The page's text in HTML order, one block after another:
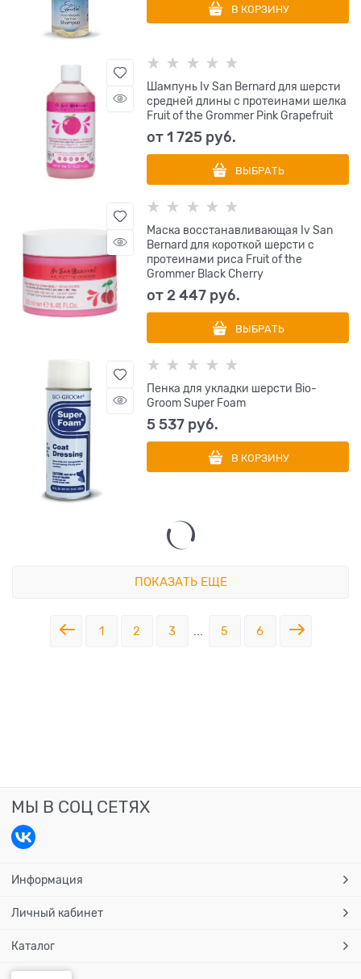
В КОРЗИНУ
Шампунь Iv San Bernard для шерсти
средней длины с протеинами шелка
Fruit of the Grommer Pink Grapefruit
от1 725 руб.
ВЫБРАТЬ
Маска восстанавливающая Iv San
Bernard для короткой шерсти с
протеинами риса Fruit of the
Grommer Black Cherry
от2 447 руб.
ВЫБРАТЬ
Пенка для укладки шерсти Bio-
Groom Super Foam
5 537 руб.
В КОРЗИНУ
ПОКАЗАТЬ ЕЩЕ
1 2 3 5 6
МЫ В СОЦ СЕТЯХ
Информация
Личный кабинет
Каталог